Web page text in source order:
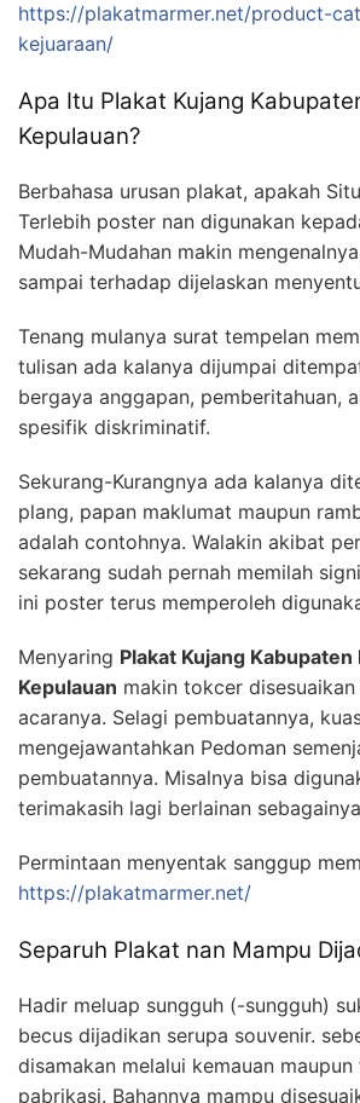
https://plakatmarmer.net/product-
kejuaraan/
Apa Itu Plakat Kujang
Kepulauan?
Berbahasa urusan plakat, apakah
Terlebih poster nan digunakan
Mudah-Mudahan makin
sampai terhadap dijelaskan
Tenang mulanya surat tempelan
tulisan ada kalanya dijumpai
bergaya anggapan, pemberitahuan,
spesifik diskriminatif.
Sekurang-Kurangnya ada kalanya
plang, papan maklumat maupun
adalah contohnya. Walakin akibat
sekarang sudah pernah memilah
ini poster terus memperoleh
Menyaring Plakat Kujang Kabupaten
Kepulauan makin tokcer
acaranya. Selagi pembuatannya,
mengejawantahkan Pedoman
pembuatannya. Misalnya bisa
terimakasih lagi berlainan
Permintaan menyentak sanggup
https://plakatmarmer.net/
Separuh Plakat nan Mampu
Hadir meluap sungguh (-sungguh)
becus dijadikan serupa souvenir.
disamakan melalui kemauan
pabrikasi. Bahannya mampu